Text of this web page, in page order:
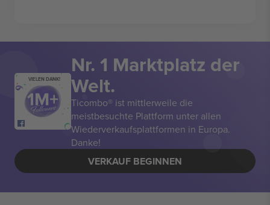
VIELEN DANK!
Nr. 1 Marktplatz der
Welt.
Ticombo® ist mittlerweile die
meistbesuchte Plattform unter allen
Wiederverkaufsplattformen in Europa.
Danke!
VERKAUF BEGINNEN